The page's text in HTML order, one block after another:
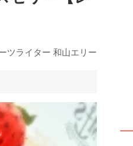
ツライター 和山エリー